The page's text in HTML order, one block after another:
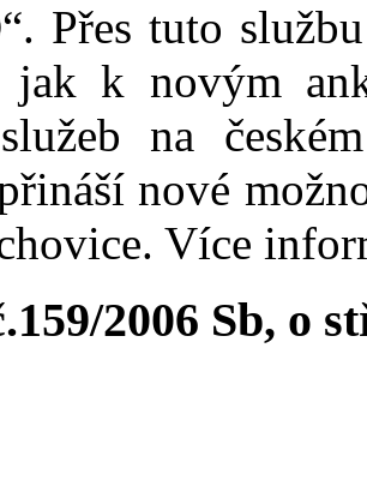
Přes tuto
jak k novým
na
nové
Více
2006 Sb, o